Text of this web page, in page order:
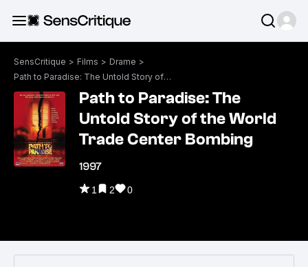
SensCritique > Films > Drame >
Path to Paradise: The Untold Story of the World Trade Center Bombing
Path to Paradise: The
Untold Story of the World
Trade Center Bombing
1997
1 2 0